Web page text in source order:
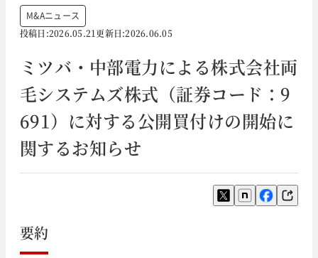
M&Aニュース
投稿日:2026.05.21更新日:2026.06.05
ミツバ・中部電力による株式会社両
毛システムズ株式（証券コード：9
691）に対する公開買付けの開始に
関するお知らせ
要約